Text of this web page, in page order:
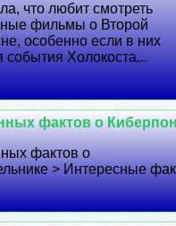
что любит смотреть
фильмы о Второй
особенно если в них
события Холокоста...
фактов о
фактов о
> Интересные